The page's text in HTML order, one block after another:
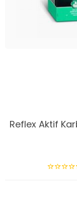
Reflex Aktif